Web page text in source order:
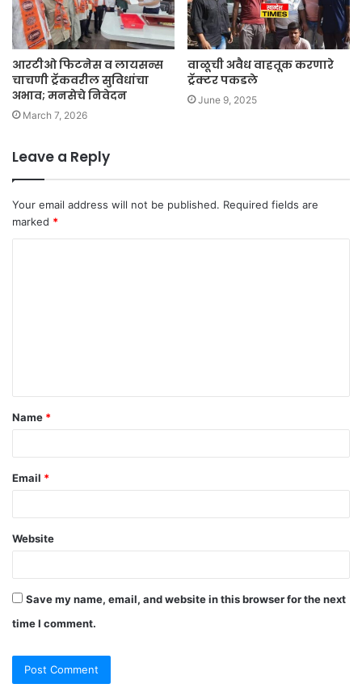
आरटीओ फिटनेस व लायसन्स
चाचणी ट्रॅकवरील सुविधांचा
अभाव; मनसेचे निवेदन
March 7, 2026
वाळूची अवैध वाहतूक करणारे
ट्रॅक्टर पकडले
June 9, 2025
Leave a Reply
Your email address will not be published. Required fields are
marked *
t
*
Name *
Email *
Website
Save my name, email, and website in this browser for the next
time I comment.